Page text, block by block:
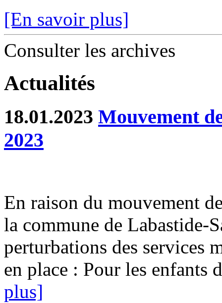
[En savoir plus]
Consulter les archives
Actualités
18.01.2023 Mouvement
2023
En raison du mouvement
la commune de Labastide-
perturbations des services
en place : Pour les enfants
plus]